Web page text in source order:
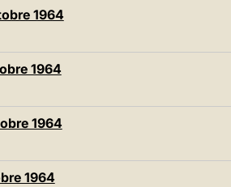
1964
1964
1964
1964